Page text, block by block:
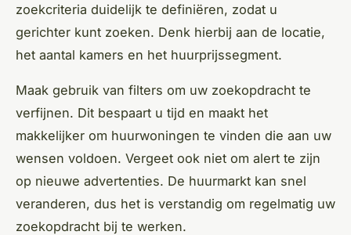
zoekcriteria duidelijk te definiëren, zodat u
gerichter kunt zoeken. Denk hierbij aan de locatie,
het aantal kamers en het huurprijssegment.
Maak gebruik van filters om uw zoekopdracht te
verfijnen. Dit bespaart u tijd en maakt het
makkelijker om huurwoningen te vinden die aan uw
wensen voldoen. Vergeet ook niet om alert te zijn
op nieuwe advertenties. De huurmarkt kan snel
veranderen, dus het is verstandig om regelmatig uw
zoekopdracht bij te werken.